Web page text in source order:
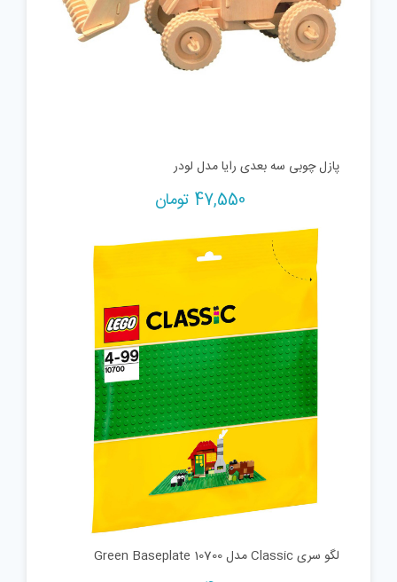
پازل چوبی سه بعدی رایا مدل لودر
47,550 تومان
لگو سری Classic مدل Green Baseplate 10700